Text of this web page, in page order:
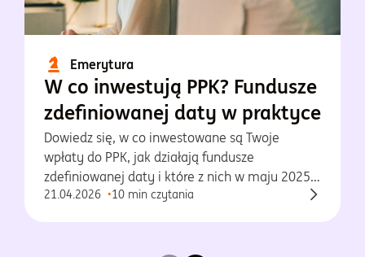
Emerytura
W co inwestują PPK? Fundusze
zdefiniowanej daty w praktyce
Dowiedz się, w co inwestowane są Twoje
wpłaty do PPK, jak działają fundusze
zdefiniowanej daty i które z nich w maju 2025
osiągnęły najlepsze wyniki.
21.04.2026 10 min czytania